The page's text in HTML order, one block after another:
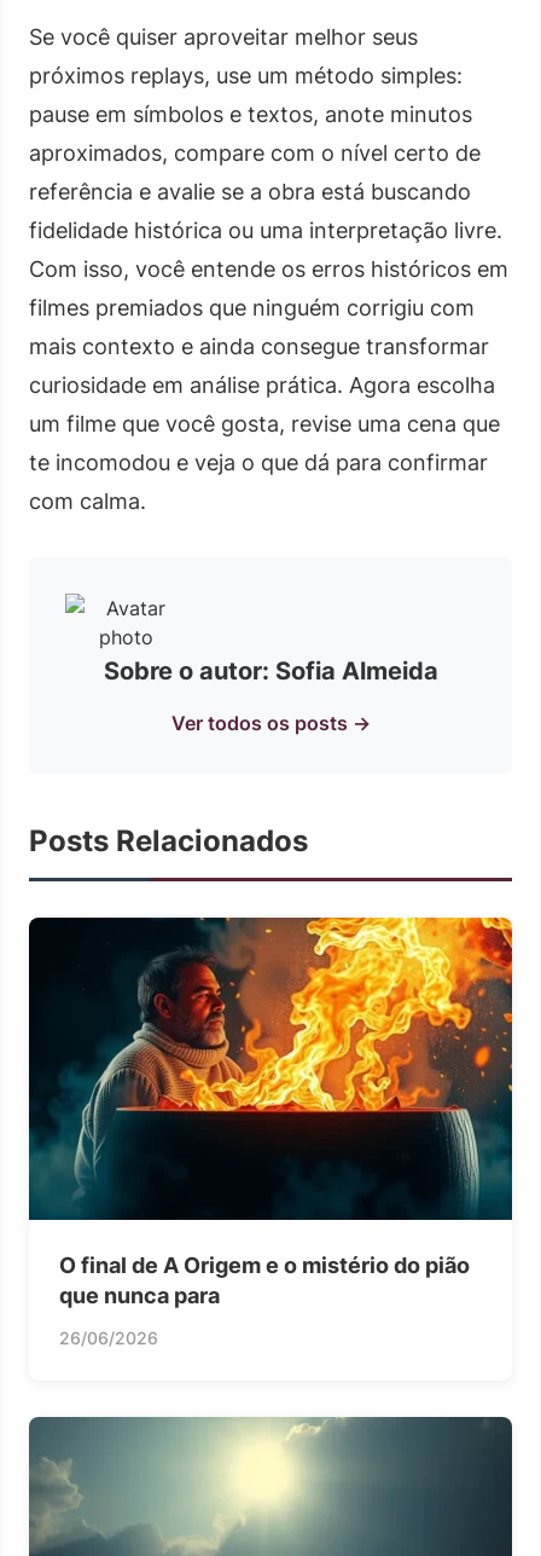
Se você quiser aproveitar melhor seus
próximos replays, use um método simples:
pause em símbolos e textos, anote minutos
aproximados, compare com o nível certo de
referência e avalie se a obra está buscando
fidelidade histórica ou uma interpretação livre.
Com isso, você entende os erros históricos em
filmes premiados que ninguém corrigiu com
mais contexto e ainda consegue transformar
curiosidade em análise prática. Agora escolha
um filme que você gosta, revise uma cena que
te incomodou e veja o que dá para confirmar
com calma.
Sobre o autor: Sofia Almeida
Ver todos os posts →
Posts Relacionados
O final de A Origem e o mistério do pião
que nunca para
26/06/2026